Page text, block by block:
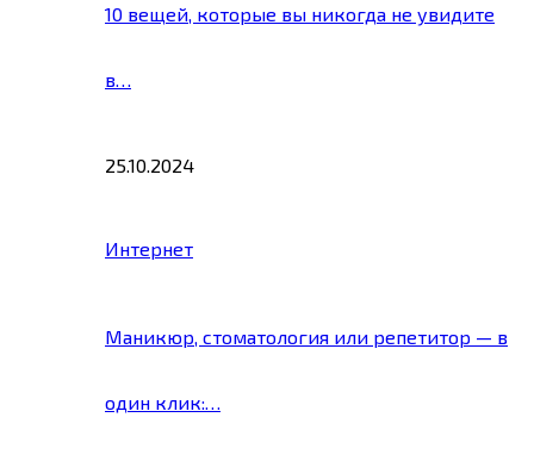
10 вещей, которые вы никогда не увидите
в…
25.10.2024
Интернет
Маникюр, стоматология или репетитор — в
один клик:…